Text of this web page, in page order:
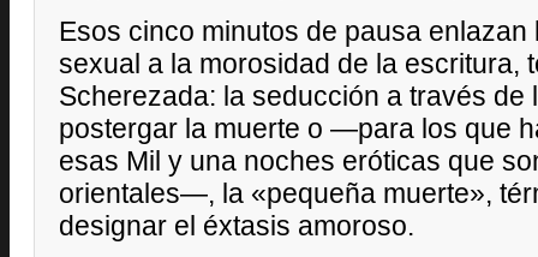
Esos cinco minutos de pausa enlazan
sexual a la morosidad de la escritura,
Scherezada: la seducción a través de
postergar la muerte o —para los que
esas Mil y una noches eróticas que
orientales—, la «pequeña muerte»,
designar el éxtasis amoroso.